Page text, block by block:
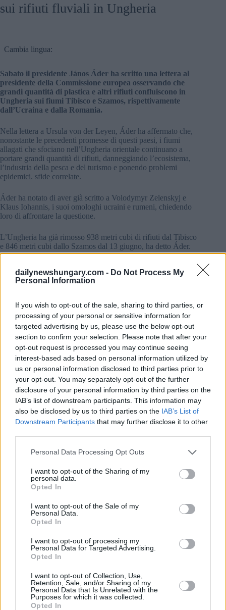
dailynewshungary.com - Do Not Process My
Personal Information
If you wish to opt-out of the sale, sharing to third parties, or
processing of your personal or sensitive information for
targeted advertising by us, please use the below opt-out
section to confirm your selection. Please note that after your
opt-out request is processed you may continue seeing
interest-based ads based on personal information utilized by
us or personal information disclosed to third parties prior to
your opt-out. You may separately opt-out of the further
disclosure of your personal information by third parties on the
IAB’s list of downstream participants. This information may
also be disclosed by us to third parties on the IAB’s List of
Downstream Participants that may further disclose it to other
Please note that this website/app uses one or more Google
not limited to your visit or usage behaviour. You may click to
grant or deny consent to Google and its third-party tags to
use your data for below specified purposes in below Google
consent section.
Personal Data Processing Opt Outs
I want to opt-out of the Sharing of my
personal data.
Opted In
I want to opt-out of the Sale of my
Personal Data.
Opted In
I want to opt-out of processing my
Personal Data for Targeted Advertising.
Opted In
I want to opt-out of Collection, Use,
Retention, Sale, and/or Sharing of my
Personal Data that Is Unrelated with the
Purposes for which it was collected.
Opted In
sui rifiuti fluviali in Ungheria
Cambia lingua:
Sabato il presidente János Áder ha scritto una lettera al
presidente della Commissione europea osservando che
grandi quantità di plastica e altri rifiuti confluiscono in
Ungheria sui fiumi Tibisco e Szamos, rispettivamente
dall’Ucraina e dalla Romania.
Nella lettera a Ursula von der Leyen, Áder ha affermato che,
nonostante le precedenti promesse di questi paesi, i fiumi
allagati che sfociano nell’Ungheria orientale continuano a
portare grandi quantità di rifiuti, danneggiando l’ecosistema,
l’industria della pesca e del turismo e ponendo problemi
epidemici. sfide correlate.
Áder ha notato di aver già scritto a Volodymyr Zelenskyj e
Klaus Iohannis, i suoi omologhi ucraini e rumeni, chiedendo
loro di affrontare la questione.
L’Ungheria ha già rimosso 938 metri cubi di rifiuti dal Tibisco
e 846 metri cubi dallo Szamos dal 13 giugno, ha detto Áder.
Áder ha anche detto che spera di discutere le politiche
ambientali sostenibili dell’Unione Europea e la sua politica
del Green Deal con von der Leyen in un incontro bilaterale in
ambiente #fiume tibisco # natura
presidente dell'ungheria #unione europea
Leave a Reply
Your email address will not be published. Required fields are marked
Name*
Website
Add Comment*
next time I comment.
Post Comment